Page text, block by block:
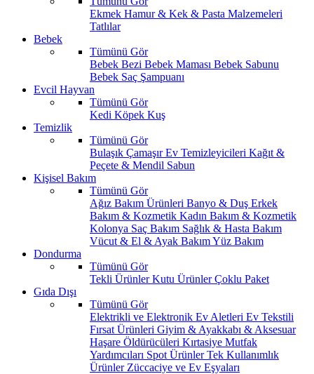
Ekmek Hamur & Kek & Pasta Malzemeleri
Tatlılar
Bebek
Tümünü Gör
Bebek Bezi Bebek Maması Bebek Sabunu
Bebek Saç Şampuanı
Evcil Hayvan
Tümünü Gör
Kedi Köpek Kuş
Temizlik
Tümünü Gör
Bulaşık ÇamaşırEv Temizleyicileri Kağıt &
Peçete & Mendil Sabun
Kişisel Bakım
Tümünü Gör
Ağız Bakım Ürünleri Banyo & Duş Erkek
Bakım & Kozmetik Kadın Bakım & Kozmetik
Kolonya Saç Bakım Sağlık & Hasta Bakım
Vücut & El & Ayak BakımYüz Bakım
Dondurma
Tümünü Gör
Tekli ÜrünlerKutu ÜrünlerÇoklu Paket
Gıda Dışı
Tümünü Gör
Elektrikli ve Elektronik Ev Aletleri Ev Tekstili
Fırsat Ürünleri Giyim & Ayakkabı & Aksesuar
Haşare Öldürücüleri Kırtasiye Mutfak
Yardımcıları Spot ÜrünlerTek Kullanımlık
Ürünler Züccaciye ve Ev Eşyaları